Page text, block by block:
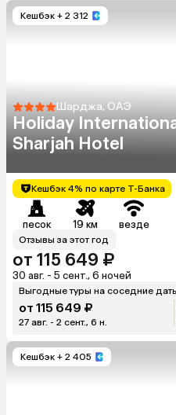
Кешбэк + 2 312
Шарджа, ОАЭ
Holiday
Sharjah Hotel
Кешбэк 4% по карте Т-Банка
песок 19 км везде
Отзывы за этот год
от 115 649 ₽
30 авг. - 5 сент., 6 ночей
Выгодные туры на соседние
от 115 649 ₽
27 авг. - 2 сент., 6 н.
Кешбэк + 2 405